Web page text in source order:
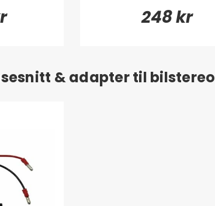
248 kr
& adapter til bilstereo